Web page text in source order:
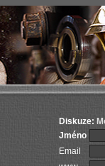
Diskuze:
Jméno
Email